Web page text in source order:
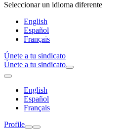
Seleccionar un idioma diferente
English
Español
Français
Únete a tu sindicato
Únete a tu sindicato
English
Español
Français
Profile